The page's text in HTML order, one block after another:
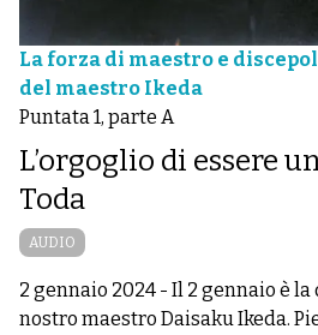
La forza di maestro e
del maestro Ikeda
Puntata 1, parte A
L’orgoglio di essere
Toda
AUDIO
2 gennaio 2024 - Il 2 gennaio è
nostro maestro Daisaku Ikeda.